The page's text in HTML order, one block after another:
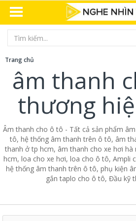
Trang chủ
âm thanh
thương
Âm thanh cho ô tô - Tất cả sản phẩm
tô, hệ thống âm thanh trên ô tô, âm
thanh ở tp hcm, âm thanh cho xe hơi
hcm, loa cho xe hơi, loa cho ô tô, Ampli
hệ thống âm thanh trên ô tô, phụ kiện
gắn taplo cho ô tô, Đầu kỹ